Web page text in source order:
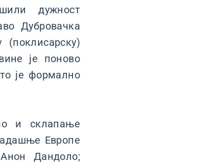
дужност
Дубровачка
је поново
је формално
и склапање
Европе
Дандоло;